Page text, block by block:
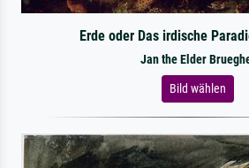
Erde oder Das irdische
Jan the Elder
Bild wählen